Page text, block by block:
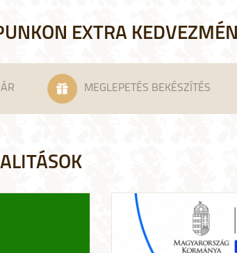
EXTRA
MEGLEPETÉS BEKÉSZÍTÉS